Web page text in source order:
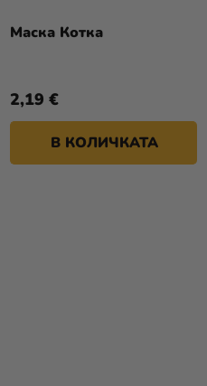
Маска Котка
2,19 €
В КОЛИЧКАТА